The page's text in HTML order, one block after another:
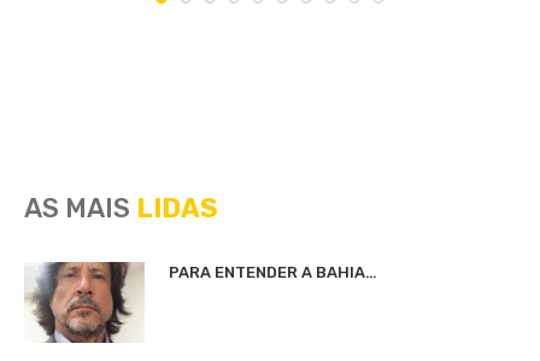
AS MAIS LIDAS
PARA ENTENDER A BAHIA…